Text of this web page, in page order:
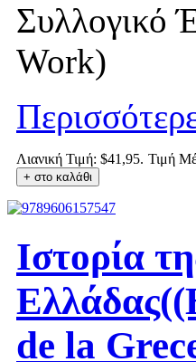
Συλλογικό
Work)
Λιανική Τιμή: $41,95. Τιμή
Ιστορία
de la